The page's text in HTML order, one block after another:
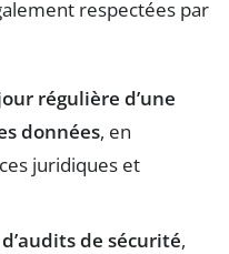
respectées par
régulière d’une
données, en
juridiques et
de sécurité,